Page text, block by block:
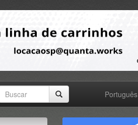
Português